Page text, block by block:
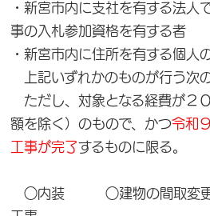
・新宮市内に支社を有する法人
事の入札参加資格を有する者
・新宮市内に住所を有する個人
上記いずれかのものが行う次の
ただし、対象となる経費が２
額を除く）のもので、かつ令和
工事が完了するものに限る。
○内装 ○建物の間取変